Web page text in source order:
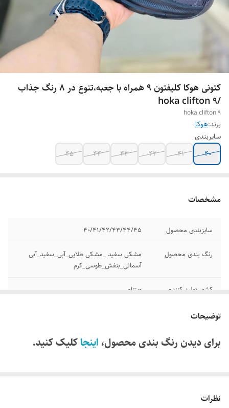
کتونی هوکا کلیفتون ۹ همراه با جعبه،تنوع در ۸ رنگ جذاب
/hoka clifton 9
hoka clifton 9
برند:هوکا
سایربندی
40
41
42
43
44
45
مشخصات
سایزبندی محصول 40/41/42/43/44/45
رنگ بندی محصول
مشکی سفید _مشکی طلایی_آبی_سفید_آبی
آسمانی_بنفش_طوسی_کرم
کشور تولید کننده ویتنام
برند
مدل
توضیحات
برای دیدن رنگ بندی محصول، اینجاکلیک کنید.
نظرات